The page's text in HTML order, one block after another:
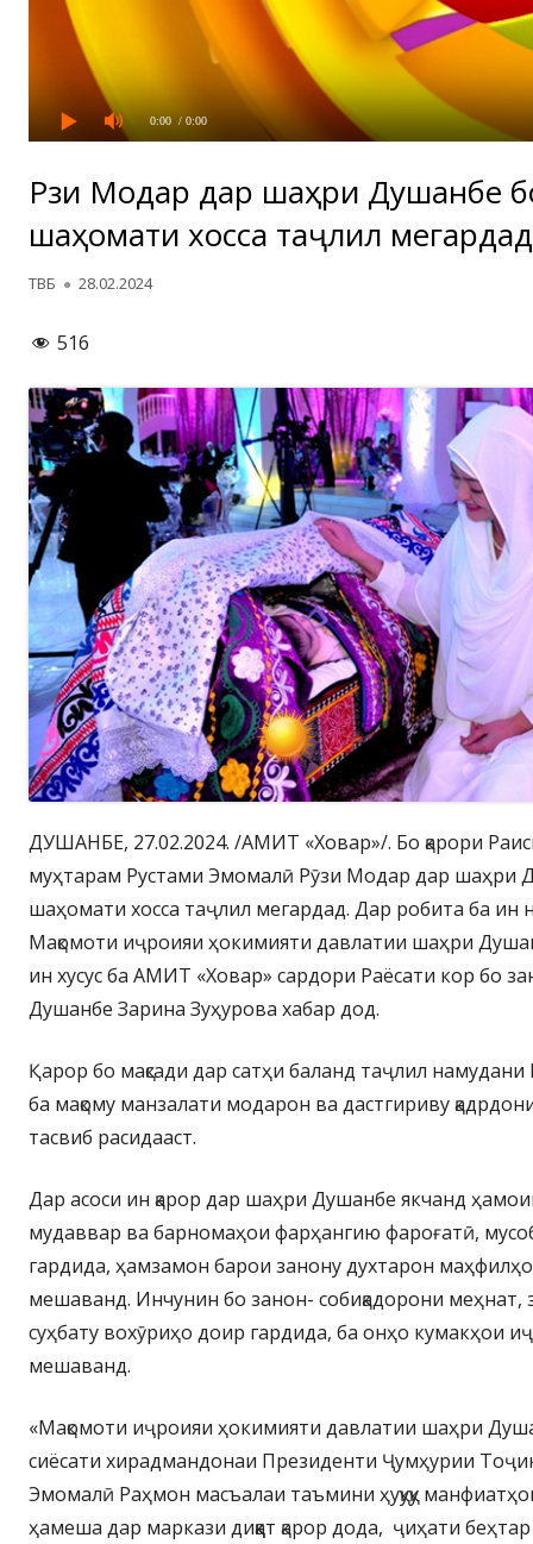
0:00 / 0:00
Рӯзи Модар дар шаҳри Душанбе
шаҳомати хосса таҷлил
Автор
ТВБ Опубликовано
28.02.2024
516
ДУШАНБЕ, 27.02.2024. /АМИТ «Ховар»/. Бо қарори
муҳтарам Рустами Эмомалӣ Рӯзи Модар дар шаҳри
шаҳомати хосса таҷлил мегардад. Дар робита ба ин
Мақомоти иҷроияи ҳокимияти давлатии шаҳри
ин хусус ба АМИТ «Ховар» сардори Раёсати кор бо
Душанбе Зарина Зуҳурова хабар дод.
Қарор бо мақсади дар сатҳи баланд таҷлил
ба мақому манзалати модарон ва дастгириву
тасвиб расидааст.
Дар асоси ин қарор дар шаҳри Душанбе якчанд
мудаввар ва барномаҳои фарҳангию фароғатӣ,
гардида, ҳамзамон барои занону духтарон
мешаванд. Инчунин бо занон- собиқадорони меҳнат,
суҳбату вохӯриҳо доир гардида, ба онҳо кумакҳои
мешаванд.
«Мақомоти иҷроияи ҳокимияти давлатии шаҳри
сиёсати хирадмандонаи Президенти Ҷумҳурии
Эмомалӣ Раҳмон масъалаи таъмини ҳуқуқу
ҳамеша дар маркази диққат қарор дода, ҷиҳати